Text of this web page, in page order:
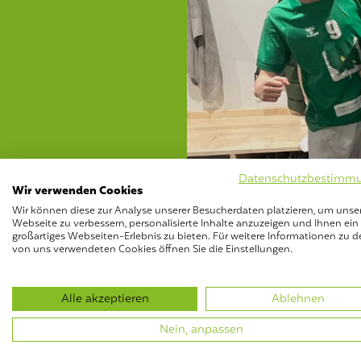
U15 gewinnt
Wir verwenden Cookies
Wir können diese zur Analyse unserer Besucherdaten platzieren, um
Webseite zu verbessern, personalisierte Inhalte anzuzeigen und Ihnen ein
großartiges Webseiten-Erlebnis zu bieten. Für weitere Informationen zu
von uns verwendeten Cookies öffnen Sie die Einstellungen.
Alle akzeptieren
Ablehnen
Nein, anpassen